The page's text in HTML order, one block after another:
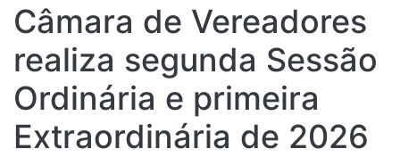
Câmara de Vereadores
realiza segunda Sessão
Ordinária e primeira
Extraordinária de 2026